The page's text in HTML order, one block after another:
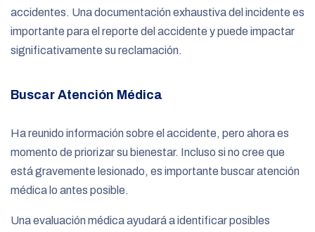
accidentes. Una documentación exhaustiva del incidente es
importante para el reporte del accidente y puede impactar
significativamente su reclamación.
Buscar Atención Médica
Ha reunido información sobre el accidente, pero ahora es
momento de priorizar su bienestar. Incluso si no cree que
está gravemente lesionado, es importante buscar atención
médica lo antes posible.
Una evaluación médica ayudará a identificar posibles